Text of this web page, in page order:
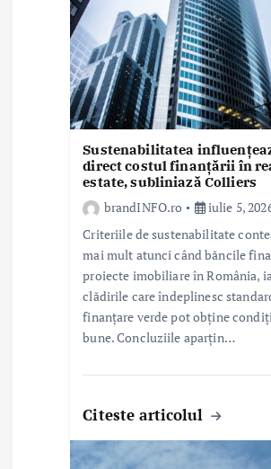
Sustenabilitatea
direct costul finanțării în
estate, subliniază Colliers
brandINFO.ro
iulie 5,
Criteriile de sustenabilitate
mai mult atunci când băncile
proiecte imobiliare în România,
clădirile care îndeplinesc
finanțare verde pot obține
bune. Concluziile aparțin…
Citeste articolul